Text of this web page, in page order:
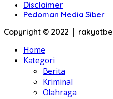
Balapan
Berita Otomotif
Bulutangkis
Daihatsu
DKI Jakarta
Gerindra
Kejahatan
Mitsubishi
New Zealand